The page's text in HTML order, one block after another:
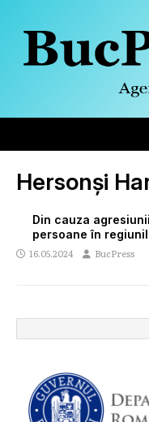
Hersonși
Din cauza
persoane în
16.05.2024 BucPress